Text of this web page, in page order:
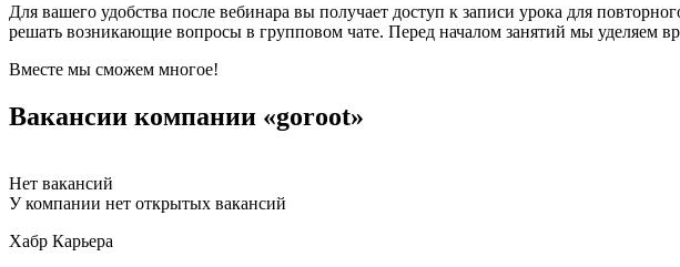
Для вашего удобства после вебинара вы получает доступ к записи урока для
решать возникающие вопросы в групповом чате. Перед началом занятий мы уделяем
Вместе мы сможем многое!
Вакансии компании «goroot»
Нет вакансий
У компании нет открытых вакансий
Хабр Карьера